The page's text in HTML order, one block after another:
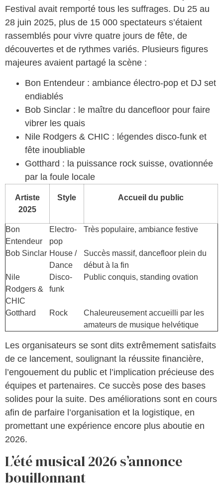
Festival avait remporté tous les suffrages. Du 25 au
28 juin 2025, plus de 15 000 spectateurs s’étaient
rassemblés pour vivre quatre jours de fête, de
découvertes et de rythmes variés. Plusieurs figures
majeures avaient partagé la scène :
Bon Entendeur : ambiance électro-pop et DJ set
endiablés
Bob Sinclar : le maître du dancefloor pour faire
vibrer les quais
Nile Rodgers & CHIC : légendes disco-funk et
fête inoubliable
Gotthard : la puissance rock suisse, ovationnée
par la foule locale
Artiste
2025
Style Accueil du public
Bon
Entendeur
Electro-
pop
Très populaire, ambiance festive
Bob Sinclar House /
Dance
Succès massif, dancefloor plein du
début à la fin
Nile
Rodgers &
CHIC
Disco-
funk
Public conquis, standing ovation
Gotthard Rock
Chaleureusement accueilli par les
amateurs de musique helvétique
Les organisateurs se sont dits extrêmement satisfaits
de ce lancement, soulignant la réussite financière,
l’engouement du public et l’implication précieuse des
équipes et partenaires. Ce succès pose des bases
solides pour la suite. Des améliorations sont en cours
afin de parfaire l’organisation et la logistique, en
promettant une expérience encore plus aboutie en
2026.
L’été musical 2026 s’annonce
bouillonnant